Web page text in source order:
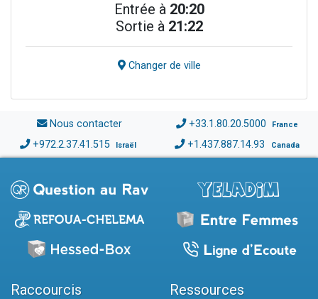
Entrée à 20:20
Sortie à 21:22
Changer de ville
Nous contacter +33.1.80.20.5000 France
+972.2.37.41.515 Israël +1.437.887.14.93 Canada
Raccourcis Ressources